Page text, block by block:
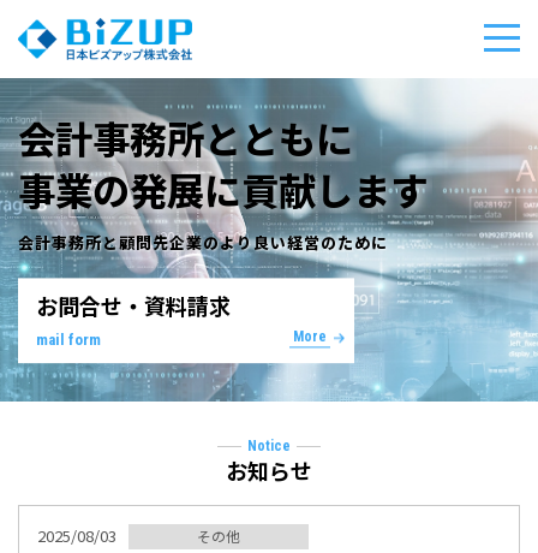
会計事務所とともに
事業の発展に貢献します
会計事務所と顧問先企業のより良い経営のために
お問合せ・資料請求
mail form More
Notice
お知らせ
2025/08/03